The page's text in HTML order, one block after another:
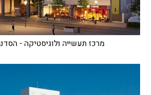
מרכז תעשייה ולוגיסטיקה -